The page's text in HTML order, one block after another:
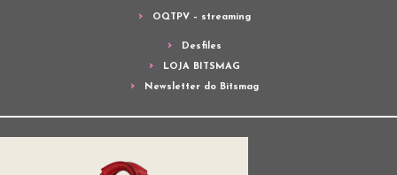
OQTPV – streaming
Desfiles
LOJA BITSMAG
Newsletter do Bitsmag